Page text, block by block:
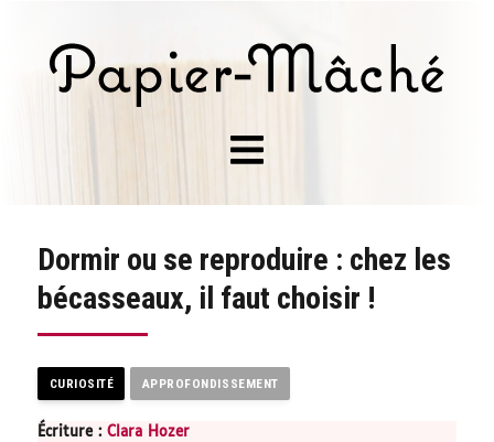
Dormir ou se reproduire : chez les
bécasseaux, il faut choisir !
CURIOSITÉ APPROFONDISSEMENT
Écriture :Clara Hozer